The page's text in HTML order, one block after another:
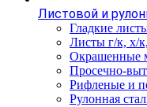
Листовой и
Гладкие
Листы г/к, х/
Окрашенные
Просечно-
Рифленые и
Рулонная